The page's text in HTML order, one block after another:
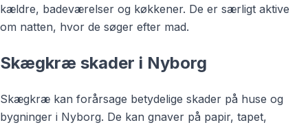
kældre, badeværelser og køkkener. De er særligt aktive
om natten, hvor de søger efter mad.
Skægkræ skader i Nyborg
Skægkræ kan forårsage betydelige skader på huse og
bygninger i Nyborg. De kan gnaver på papir, tapet,